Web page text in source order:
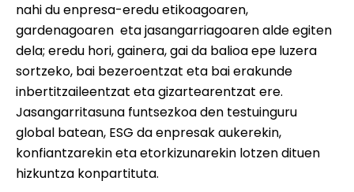
nahi du enpresa-eredu etikoagoaren,
gardenagoaren eta jasangarriagoaren alde egiten
dela; eredu hori, gainera, gai da balioa epe luzera
sortzeko, bai bezeroentzat eta bai erakunde
inbertitzaileentzat eta gizartearentzat ere.
Jasangarritasuna funtsezkoa den testuinguru
global batean, ESG da enpresak aukerekin,
konfiantzarekin eta etorkizunarekin lotzen dituen
hizkuntza konpartituta.